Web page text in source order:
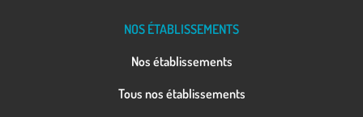
NOS ÉTABLISSEMENTS
Nos établissements
Tous nos établissements